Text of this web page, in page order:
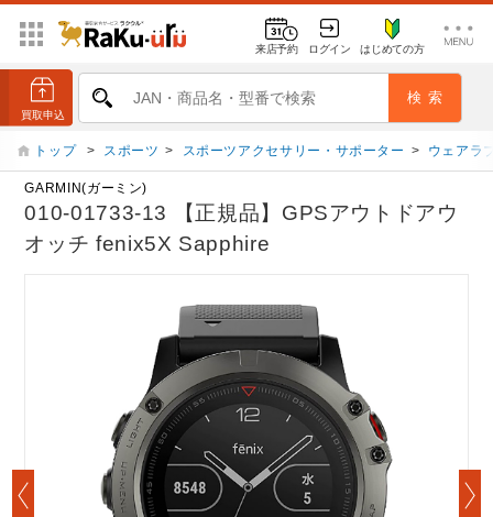
来店予約 ログイン はじめての方
トップ > スポーツ > スポーツアクセサリー・サポーター > ウェアラ
GARMIN(ガーミン)
010-01733-13 【正規品】GPSアウトドアウ
オッチ fenix5X Sapphire